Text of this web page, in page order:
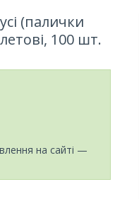
(палички
100 шт.
на сайті —